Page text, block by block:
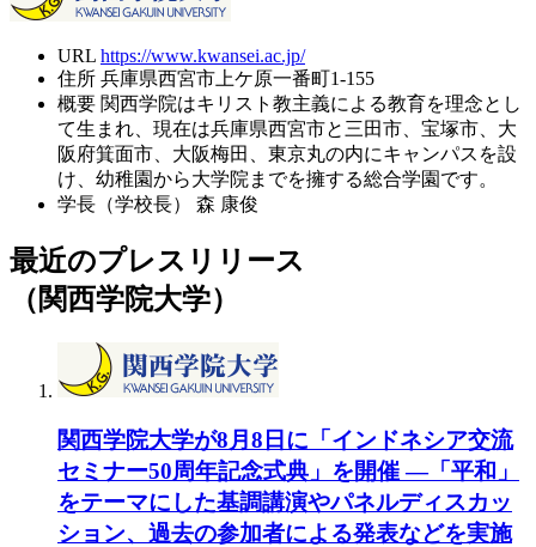
URL https://www.kwansei.ac.jp/
住所 兵庫県西宮市上ケ原一番町1-155
概要 関西学院はキリスト教主義による教育を理念とし
て生まれ、現在は兵庫県西宮市と三田市、宝塚市、大
阪府箕面市、大阪梅田、東京丸の内にキャンパスを設
け、幼稚園から大学院までを擁する総合学園です。
学長（学校長）
森 康俊
最近のプレスリリース
（関西学院大学）
関西学院大学が8月8日に「インドネシア交流
セミナー50周年記念式典」を開催 ―「平和」
をテーマにした基調講演やパネルディスカッ
ション、過去の参加者による発表などを実施